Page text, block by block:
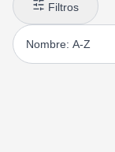
Filtros